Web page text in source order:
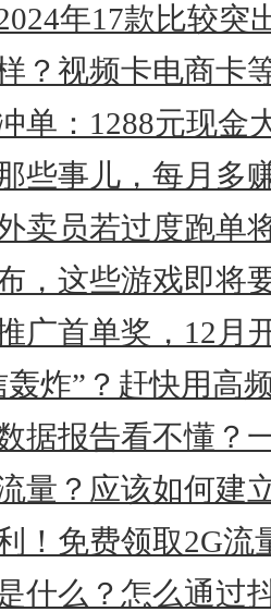
年17款比较突
？视频卡电商卡
单：1288元现金
些事儿，每月多
卖员若过度跑单
，这些游戏即将
广首单奖，12月
轰炸”？赶快用高
据报告看不懂？
量？应该如何建
！免费领取2G流
什么？怎么通过